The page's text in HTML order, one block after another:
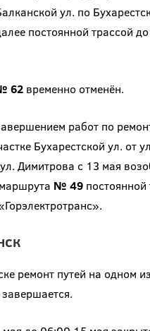
ул. по
постоянной трассой
62временно отменён.
работ по
Бухарестской ул. от
Димитрова с 13 мая
№ 49постоянной
ремонт путей на одном